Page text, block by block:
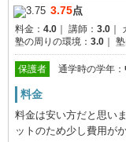
3.75点
料金： 4.0 講師： 3.0
塾の周りの環境： 3.0
保護者 通学時の学年：
料金
料金は安い方だと思い
ットのため少し費用が